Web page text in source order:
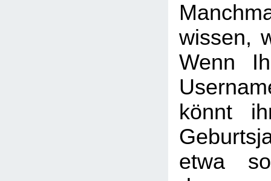
wissen,
Wenn
könnt
etwa